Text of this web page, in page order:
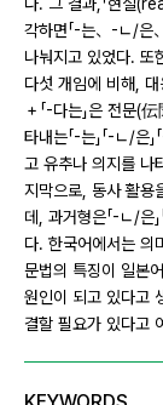
다. 그 결과,「현실
각하면「-는、-ㄴ/은
나눠지고 있었다. 또
다섯 개임에 비해, 대
＋「-다는」은 전문(
타내는「-는」「-ㄴ/은
고 유추나 의지를 나
지막으로, 동사 활용
데, 과거형은「-ㄴ/은
다. 한국어에서는 의
문법의 특징이 일본
원인이 되고 있다고
결할 필요가 있다고